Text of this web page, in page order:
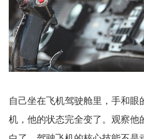
自己坐在飞机驾驶舱里，手和
机，他的状态完全变了。观察他